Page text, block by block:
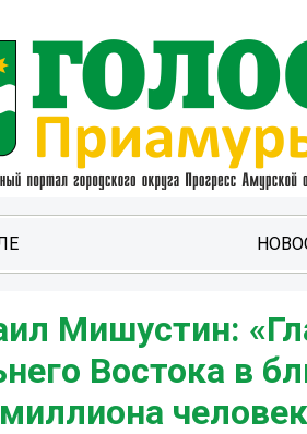
Мишустин:
Востока в